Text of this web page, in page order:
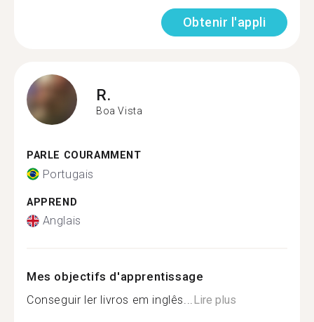
Obtenir l'appli
R.
Boa Vista
PARLE COURAMMENT
Portugais
APPREND
Anglais
Mes objectifs d'apprentissage
Conseguir ler livros em inglês...Lire plus